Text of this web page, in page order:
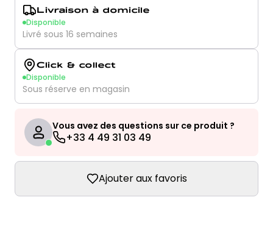
Livraison à domicile
Disponible
Livré sous 16 semaines
Click & collect
Disponible
Sous réserve en magasin
Vous avez des questions sur ce produit ?
+33 4 49 31 03 49
Ajouter aux favoris